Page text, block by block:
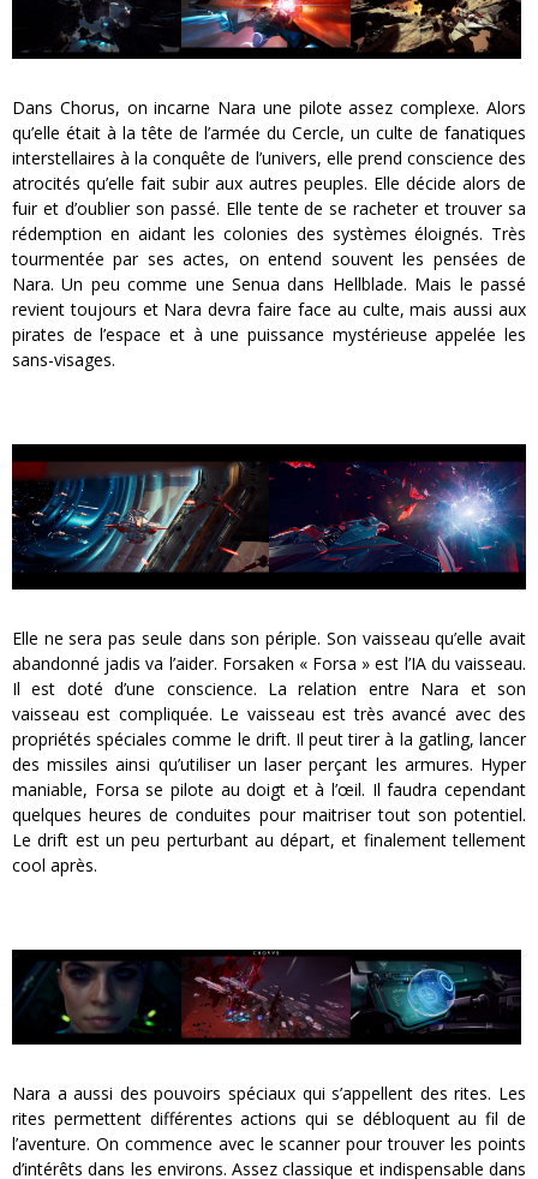
Dans Chorus, on incarne Nara une pilote assez complexe. Alors
qu’elle était à la tête de l’armée du Cercle, un culte de fanatiques
interstellaires à la conquête de l’univers, elle prend conscience des
atrocités qu’elle fait subir aux autres peuples. Elle décide alors de
fuir et d’oublier son passé. Elle tente de se racheter et trouver sa
rédemption en aidant les colonies des systèmes éloignés. Très
tourmentée par ses actes, on entend souvent les pensées de
Nara. Un peu comme une Senua dans Hellblade. Mais le passé
revient toujours et Nara devra faire face au culte, mais aussi aux
pirates de l’espace et à une puissance mystérieuse appelée les
sans-visages.
Elle ne sera pas seule dans son périple. Son vaisseau qu’elle avait
abandonné jadis va l’aider. Forsaken « Forsa » est l’IA du vaisseau.
Il est doté d’une conscience. La relation entre Nara et son
vaisseau est compliquée. Le vaisseau est très avancé avec des
propriétés spéciales comme le drift. Il peut tirer à la gatling, lancer
des missiles ainsi qu’utiliser un laser perçant les armures. Hyper
maniable, Forsa se pilote au doigt et à l’œil. Il faudra cependant
quelques heures de conduites pour maitriser tout son potentiel.
Le drift est un peu perturbant au départ, et finalement tellement
cool après.
Nara a aussi des pouvoirs spéciaux qui s’appellent des rites. Les
rites permettent différentes actions qui se débloquent au fil de
l’aventure. On commence avec le scanner pour trouver les points
d’intérêts dans les environs. Assez classique et indispensable dans